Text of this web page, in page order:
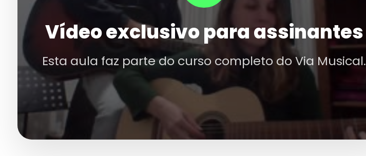
Vídeo exclusivo para assinantes
Esta aula faz parte do curso completo do Via Musical.